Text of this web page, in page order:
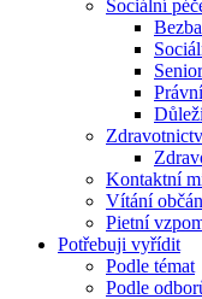
Sociální
Kontaktní
Vítání
Pietní
Potřebuji vyřídit
Podle témat
Podle